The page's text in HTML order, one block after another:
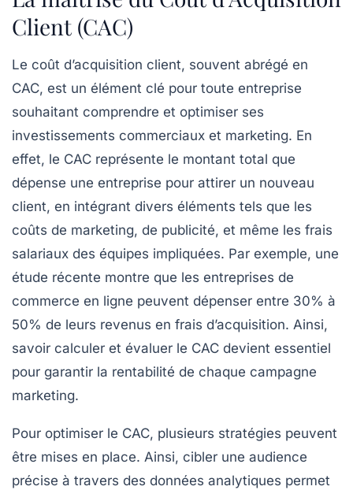
Client (CAC)
Le coût d’acquisition client, souvent abrégé en
CAC, est un élément clé pour toute entreprise
souhaitant comprendre et optimiser ses
investissements commerciaux et marketing. En
effet, le CAC représente le montant total que
dépense une entreprise pour attirer un nouveau
client, en intégrant divers éléments tels que les
coûts de marketing, de publicité, et même les frais
salariaux des équipes impliquées. Par exemple, une
étude récente montre que les entreprises de
commerce en ligne peuvent dépenser entre 30% à
50% de leurs revenus en frais d’acquisition. Ainsi,
savoir calculer et évaluer le CAC devient essentiel
pour garantir la rentabilité de chaque campagne
marketing.
Pour optimiser le CAC, plusieurs stratégies peuvent
être mises en place. Ainsi, cibler une audience
précise à travers des données analytiques permet